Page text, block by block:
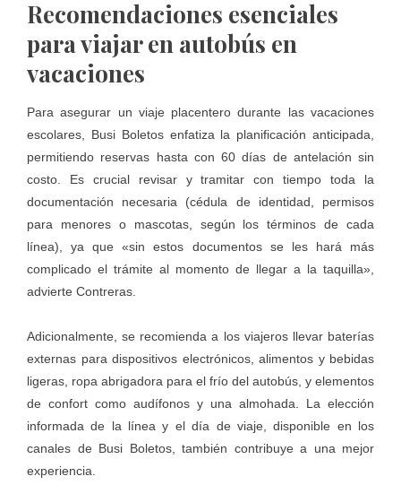
Recomendaciones esenciales
para viajar en autobús en
vacaciones
Para asegurar un viaje placentero durante las vacaciones
escolares, Busi Boletos enfatiza la planificación anticipada,
permitiendo reservas hasta con 60 días de antelación sin
costo. Es crucial revisar y tramitar con tiempo toda la
documentación necesaria (cédula de identidad, permisos
para menores o mascotas, según los términos de cada
línea), ya que «sin estos documentos se les hará más
complicado el trámite al momento de llegar a la taquilla»,
advierte Contreras.
Adicionalmente, se recomienda a los viajeros llevar baterías
externas para dispositivos electrónicos, alimentos y bebidas
ligeras, ropa abrigadora para el frío del autobús, y elementos
de confort como audífonos y una almohada. La elección
informada de la línea y el día de viaje, disponible en los
canales de Busi Boletos, también contribuye a una mejor
experiencia.